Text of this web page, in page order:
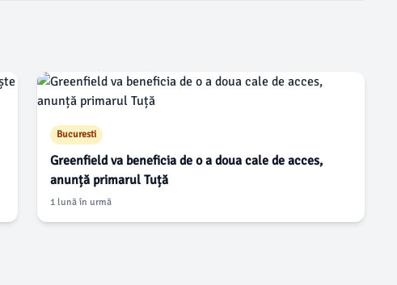
Bucuresti
Greenfield va beneficia de o a doua cale de acces,
anunță primarul Tuță
1 lună în urmă